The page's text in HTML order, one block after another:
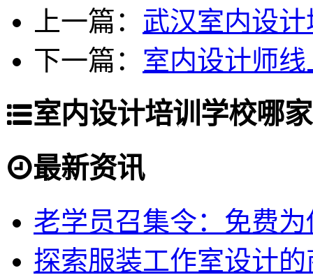
上一篇： 武汉室内设
下一篇： 室内设计师
室内设计培训学校哪
最新资讯
老学员召集令：免费
探索服装工作室设计